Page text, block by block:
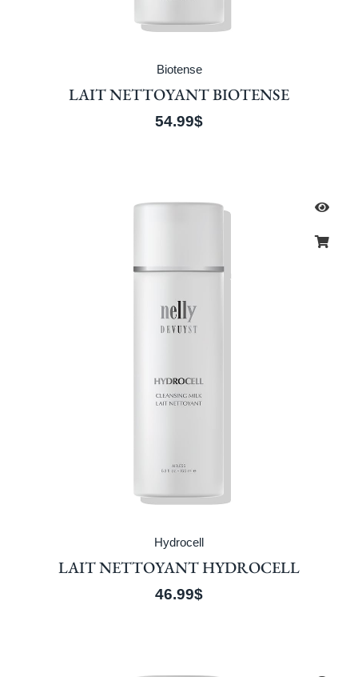
Biotense
LAIT NETTOYANT BIOTENSE
54.99$
Hydrocell
LAIT NETTOYANT HYDROCELL
46.99$